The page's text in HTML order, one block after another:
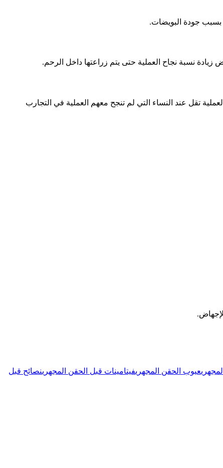
بسبب جودة البويضات.
تقل عند النساء التي لم تنجح معهم العملية في التجارب
عيوب الحقن المجهريفيتامينات قبل الحقن المجهرينصائح قبل